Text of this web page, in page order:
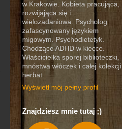
w Krakowie. Kobieta pracująca,
rozwijająca się i
wielozadaniowa. Psycholog
zafascynowany językiem
migowym. Psychodietetyk.
Chodzące ADHD w kiecce.
Właścicielka sporej biblioteczki,
mnóstwa włóczek i całej kolekcji
herbat.
Wyświetl mój pełny profil
Znajdziesz mnie tutaj ;)